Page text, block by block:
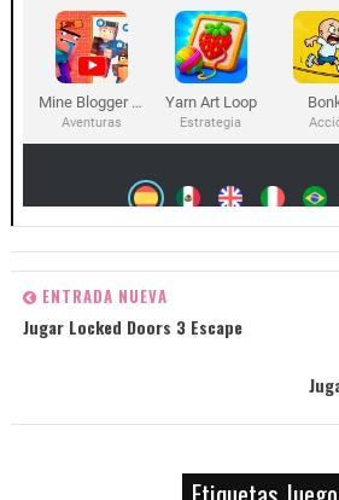
ENTRADA NUEVA
Jugar Locked Doors 3 Escape